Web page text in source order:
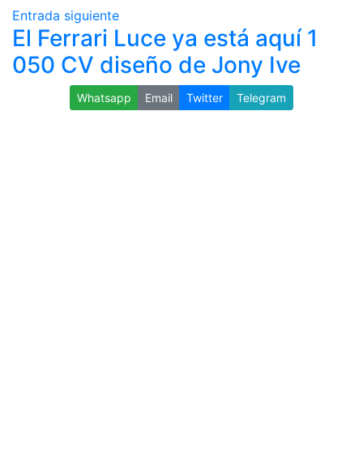
Entrada siguiente
El Ferrari Luce ya está aquí 1
050 CV diseño de Jony Ive
Whatsapp Email Twitter Telegram